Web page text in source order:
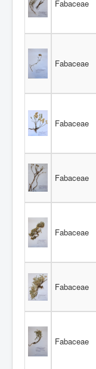
Fabaceae
Fabaceae
Fabaceae
Fabaceae
Fabaceae
Fabaceae
Fabaceae